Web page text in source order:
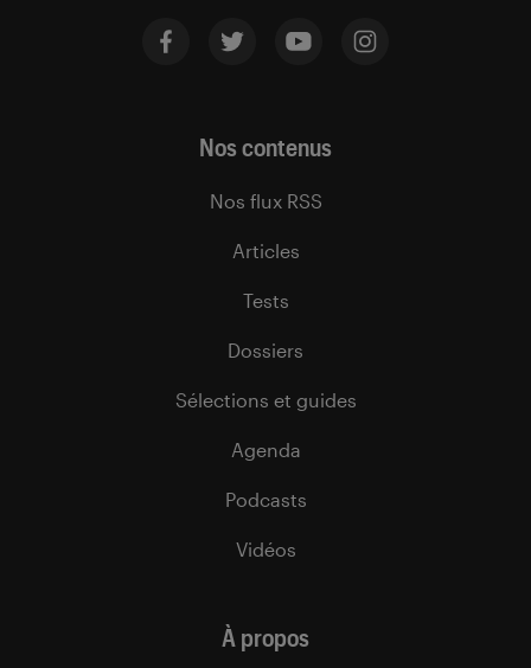
Nos contenus
Nos flux RSS
Articles
Tests
Dossiers
Sélections et guides
Agenda
Podcasts
Vidéos
À propos